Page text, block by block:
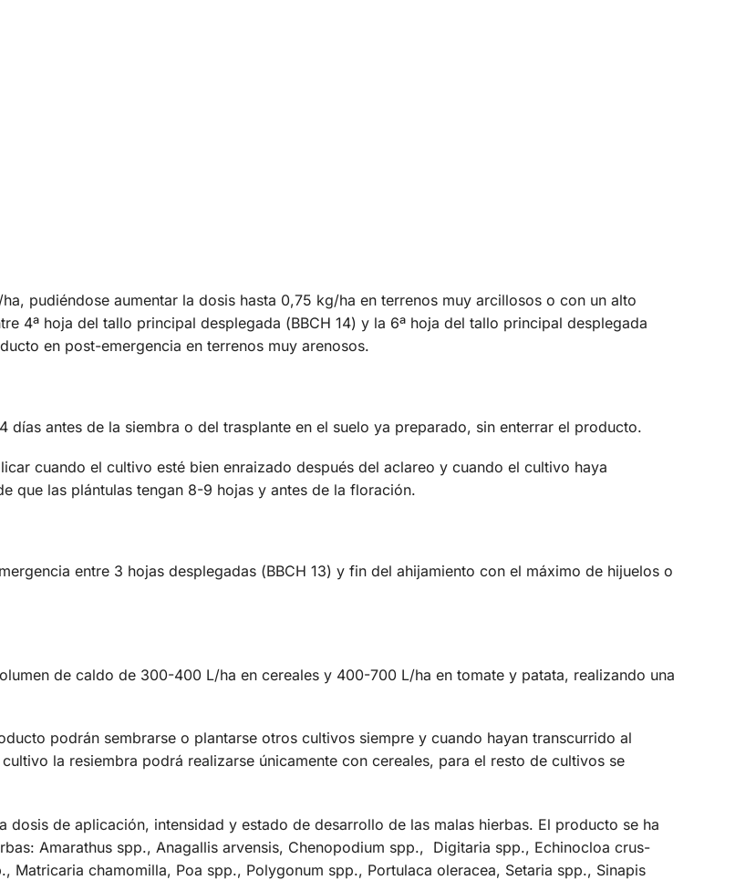
pudiéndose aumentar la dosis hasta 0,75 kg/ha en terrenos muy arcillosos o con un alto
4ª hoja del tallo principal desplegada (ВВСН 14) у la 6ª hoja del tallo principal desplegada
en post-emergencia en terrenos muy arenosos.
días antes de la siembra o del trasplante en el suelo ya preparado, sin enterrar el producto.
cuando el cultivo esté bien enraizado después del aclareo y cuando el cultivo haya
que las plántulas tengan 8-9 hojas y antes de la floración.
entre 3 hojas desplegadas (ВВСН 13) у fin del ahijamiento con el máximo de hijuelos о
de caldo de 300-400 L/ha en cereales y 400-700 L/ha en tomate y patata, realizando una
podrán sembrarse o plantarse otros cultivos siempre y cuando hayan transcurrido al
la resiembra podrá realizarse únicamente con cereales, para el resto de cultivos se
de aplicación, intensidad y estado de desarrollo de las malas hierbas. El producto se ha
Amarathus spp., Anagallis arvensis, Chenopodium spp., Digitaria spp., Echinocloa crus-
Matricaria chamomilla, Poa spp., Polygonum spp., Portulaca oleracea, Setaria spp., Sinapis